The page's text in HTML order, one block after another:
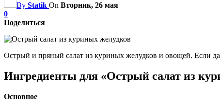
By Statik On Вторник, 26 мая
0
Поделиться
Острый и пряный салат из куриных желудков и овощей. Если
Ингредиенты для «Острый салат из
Основное